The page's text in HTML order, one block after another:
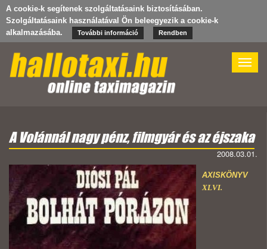
A cookie-k segítenek szolgáltatásaink biztosításában.
Szolgáltatásaink használatával Ön beleegyezik a cookie-k
alkalmazásába.
További információ Rendben
Toggle
A Volánnál nagy pénz, filmgyár és az éjszaka
2008.03.01.
AXISKÖNYV
XLVI.